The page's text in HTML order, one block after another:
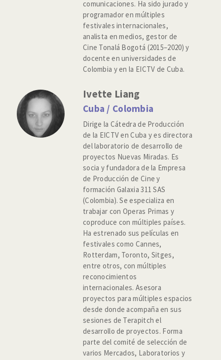
comunicaciones. Ha sido jurado y
programador en múltiples
festivales internacionales,
analista en medios, gestor de
Cine Tonalá Bogotá (2015–2020) y
docente en universidades de
Colombia y en la EICTV de Cuba.
Ivette Liang
Cuba / Colombia
Dirige la Cátedra de Producción
de la EICTV en Cuba y es directora
del laboratorio de desarrollo de
proyectos Nuevas Miradas. Es
socia y fundadora de la Empresa
de Producción de Cine y
formación Galaxia 311 SAS
(Colombia). Se especializa en
trabajar con Operas Primas y
coproduce con múltiples países.
Ha estrenado sus películas en
festivales como Cannes,
Rotterdam, Toronto, Sitges,
entre otros, con múltiples
reconocimientos
internacionales. Asesora
proyectos para múltiples espacios
desde donde acompaña en sus
sesiones de Terapitch el
desarrollo de proyectos. Forma
parte del comité de selección de
varios Mercados, Laboratorios y